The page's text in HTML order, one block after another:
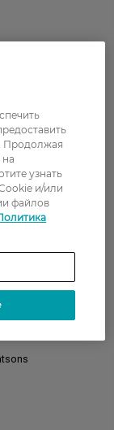
Продолжая
на
узнать
и/или
файлов